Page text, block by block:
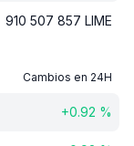
910 507 857 LIME
Cambios en 24H
+0.92 %